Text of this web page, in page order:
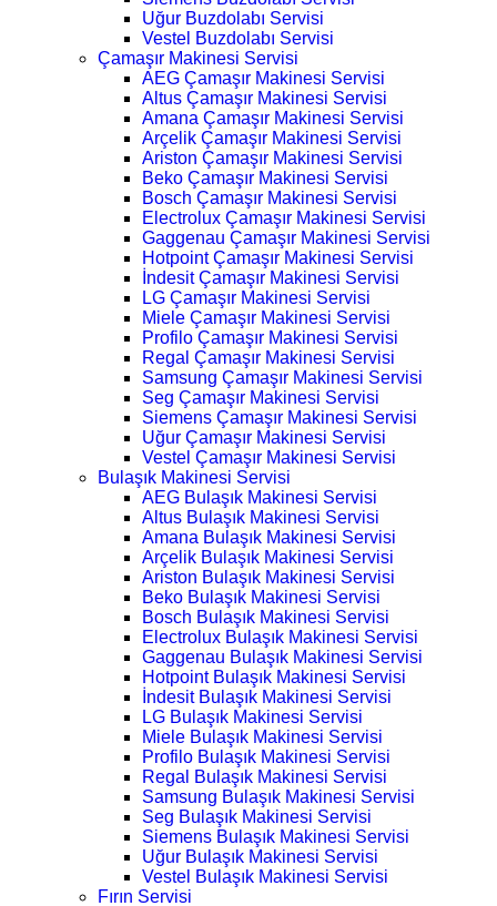
Uğur Buzdolabı Servisi
Vestel Buzdolabı Servisi
Çamaşır Makinesi Servisi
AEG Çamaşır Makinesi Servisi
Altus Çamaşır Makinesi Servisi
Amana Çamaşır Makinesi Servisi
Arçelik Çamaşır Makinesi Servisi
Ariston Çamaşır Makinesi Servisi
Beko Çamaşır Makinesi Servisi
Bosch Çamaşır Makinesi Servisi
Electrolux Çamaşır Makinesi Servisi
Gaggenau Çamaşır Makinesi Servisi
Hotpoint Çamaşır Makinesi Servisi
İndesit Çamaşır Makinesi Servisi
LG Çamaşır Makinesi Servisi
Miele Çamaşır Makinesi Servisi
Profilo Çamaşır Makinesi Servisi
Regal Çamaşır Makinesi Servisi
Samsung Çamaşır Makinesi Servisi
Seg Çamaşır Makinesi Servisi
Siemens Çamaşır Makinesi Servisi
Uğur Çamaşır Makinesi Servisi
Vestel Çamaşır Makinesi Servisi
Bulaşık Makinesi Servisi
AEG Bulaşık Makinesi Servisi
Altus Bulaşık Makinesi Servisi
Amana Bulaşık Makinesi Servisi
Arçelik Bulaşık Makinesi Servisi
Ariston Bulaşık Makinesi Servisi
Beko Bulaşık Makinesi Servisi
Bosch Bulaşık Makinesi Servisi
Electrolux Bulaşık Makinesi Servisi
Gaggenau Bulaşık Makinesi Servisi
Hotpoint Bulaşık Makinesi Servisi
İndesit Bulaşık Makinesi Servisi
LG Bulaşık Makinesi Servisi
Miele Bulaşık Makinesi Servisi
Profilo Bulaşık Makinesi Servisi
Regal Bulaşık Makinesi Servisi
Samsung Bulaşık Makinesi Servisi
Seg Bulaşık Makinesi Servisi
Siemens Bulaşık Makinesi Servisi
Uğur Bulaşık Makinesi Servisi
Vestel Bulaşık Makinesi Servisi
Fırın Servisi